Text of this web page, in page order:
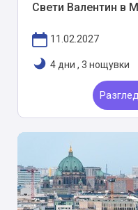
Свети Валентин в
11.02.2027
4 дни , 3 нощувки